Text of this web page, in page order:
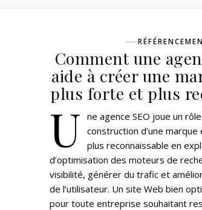
Comment une
aide à créer une
plus forte et plus
U ne agence SEO joue un
construction d’une
plus reconnaissable en
d’optimisation des moteurs de
visibilité, générer du trafic et
de l’utilisateur. Un site Web bien
pour toute entreprise souhaitant